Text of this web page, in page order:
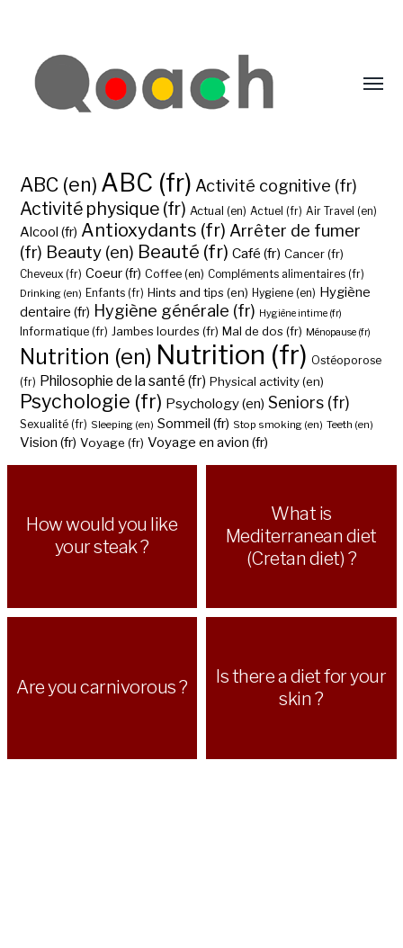
ABC (en) ABC (fr) Activité cognitive (fr)
Activité physique (fr) Actual (en) Actuel (fr) Air Travel (en)
Alcool (fr) Antioxydants (fr) Arrêter de fumer
(fr) Beauty (en) Beauté (fr) Café (fr) Cancer (fr)
Cheveux (fr) Coeur (fr) Coffee (en) Compléments alimentaires (fr)
Drinking (en) Enfants (fr) Hints and tips (en) Hygiene (en) Hygiène
dentaire (fr) Hygiène générale (fr) Hygiène intime (fr)
Informatique (fr) Jambes lourdes (fr) Mal de dos (fr) Ménopause (fr)
Nutrition (en) Nutrition (fr) Ostéoporose
(fr) Philosophie de la santé (fr) Physical activity (en)
Psychologie (fr) Psychology (en) Seniors (fr)
Sexualité (fr) Sleeping (en) Sommeil (fr) Stop smoking (en) Teeth (en)
Vision (fr) Voyage (fr) Voyage en avion (fr)
How would you like
your steak ?
What is
Mediterranean diet
(Cretan diet) ?
Are you carnivorous ?
Is there a diet for your
skin ?